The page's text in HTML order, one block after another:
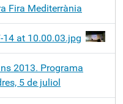
Fira Mediterrània
14 at 10.00.03.jpg
2013. Programa
5 de juliol